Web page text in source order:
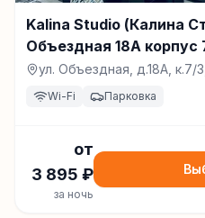
Kalina Studio (Калина
Объездная 18А корпус
ул. Объездная, д.18А, к.7/
Wi-Fi Парковка
от
3 895 ₽
за ночь